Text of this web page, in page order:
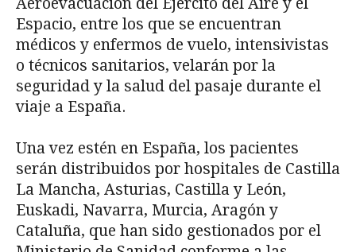
Espacio, entre los que se encuentran
médicos y enfermos de vuelo, intensivistas
o técnicos sanitarios, velarán por la
seguridad y la salud del pasaje durante el
viaje a España.
Una vez estén en España, los pacientes
serán distribuidos por hospitales de Castilla
La Mancha, Asturias, Castilla y León,
Euskadi, Navarra, Murcia, Aragón y
Cataluña, que han sido gestionados por el